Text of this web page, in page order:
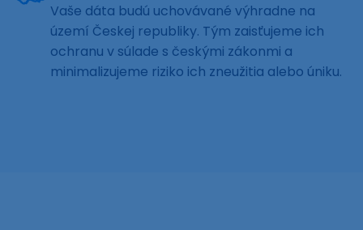
Vaše dáta budú uchovávané výhradne na
území Českej republiky. Tým zaisťujeme ich
ochranu v súlade s českými zákonmi a
minimalizujeme riziko ich zneužitia alebo úniku.